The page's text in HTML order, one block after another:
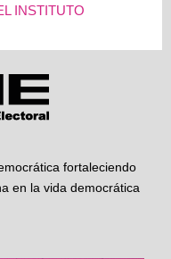
INSTITUTO
fortaleciendo
en la vida democrática